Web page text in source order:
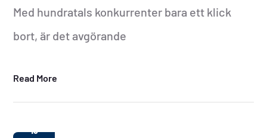
Med hundratals konkurrenter bara ett klick
bort, är det avgörande
Read More
15